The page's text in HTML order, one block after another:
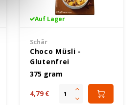
Auf Lager
Schär
Choco Müsli -
Glutenfrei
375 gram
4,79 €